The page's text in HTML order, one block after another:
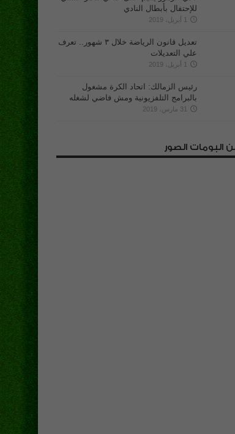
للإحتفال بأبطال النادي
1 أبريل، 2019
تعديل قانون الرياضة خلال ٣ شهور.. تعرف
علي التعديلات
1 أبريل، 2019
رئيس الزمالك: اتحاد الكرة مشغول
بالبرامج التلفزيونية ومش فاضي لشغله
31 مارس، 2019
البومات الصور